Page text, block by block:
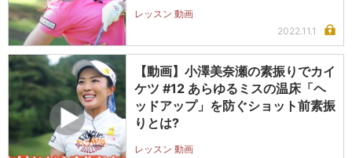
レッスン 動画
2022.11.1
【動画】小澤美奈瀬の素振りでカイ
ケツ #12 あらゆるミスの温床「ヘ
ッドアップ」を防ぐショット前素振
りとは?
レッスン 動画